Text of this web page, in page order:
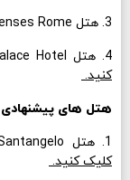
3. هتل Six Senses Rome، *****.
4. هتل Singer Palace Hotel، *****.
کنید.
هتل های پیشنهادی
1. هتل Sina Palazzo Santangelo، ****.
کلیک کنید.